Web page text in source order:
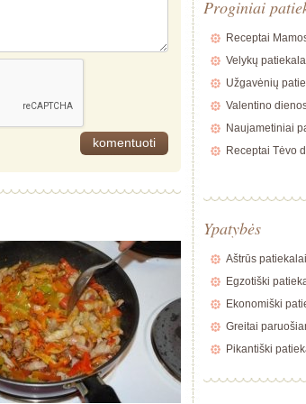
Proginiai
Receptai
Velykų
Užgavėnių
Valentino
Naujametiniai
Receptai Tėvo
Ypatybės
Aštrūs patiekalai
Egzotiški
Ekonomiški
Greitai
Pikantiški